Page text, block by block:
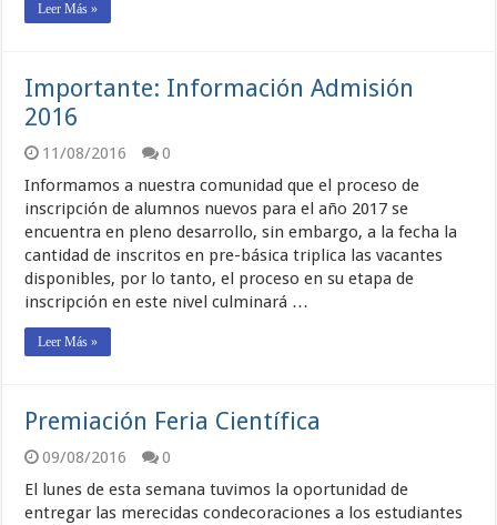
Leer Más »
Importante: Información Admisión
2016
11/08/2016
0
Informamos a nuestra comunidad que el proceso de
inscripción de alumnos nuevos para el año 2017 se
encuentra en pleno desarrollo, sin embargo, a la fecha la
cantidad de inscritos en pre-básica triplica las vacantes
disponibles, por lo tanto, el proceso en su etapa de
inscripción en este nivel culminará …
Leer Más »
Premiación Feria Científica
09/08/2016
0
El lunes de esta semana tuvimos la oportunidad de
entregar las merecidas condecoraciones a los estudiantes